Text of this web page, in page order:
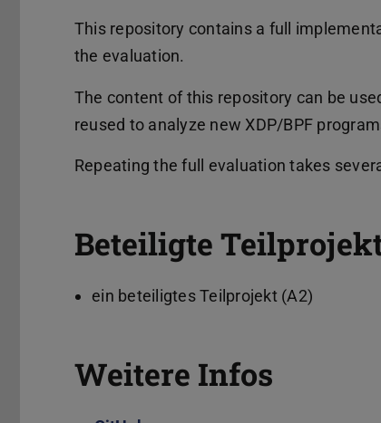
This repository contains a full
the evaluation.
The content of this repository can be
reused to analyze new XDP/BPF
Repeating the full evaluation takes
Beteiligte
ein beteiligtes Teilprojekt (A2)
Weitere Infos